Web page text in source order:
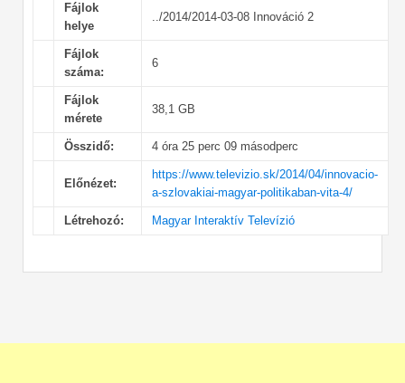
Fájlok
helye
../2014/2014-03-08 Innováció 2
Fájlok
száma:
6
Fájlok
mérete
38,1 GB
Összidő: 4 óra 25 perc 09 másodperc
Előnézet:
https://www.televizio.sk/2014/04/innovacio-
a-szlovakiai-magyar-politikaban-vita-4/
Létrehozó: Magyar Interaktív Televízió